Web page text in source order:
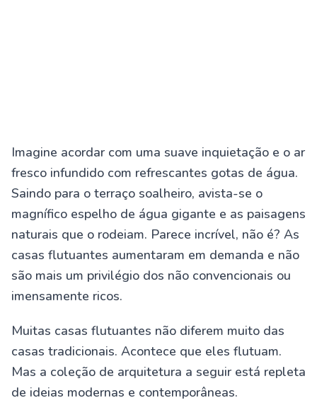
Imagine acordar com uma suave inquietação e o ar
fresco infundido com refrescantes gotas de água.
Saindo para o terraço soalheiro, avista-se o
magnífico espelho de água gigante e as paisagens
naturais que o rodeiam. Parece incrível, não é? As
casas flutuantes aumentaram em demanda e não
são mais um privilégio dos não convencionais ou
imensamente ricos.
Muitas casas flutuantes não diferem muito das
casas tradicionais. Acontece que eles flutuam.
Mas a coleção de arquitetura a seguir está repleta
de ideias modernas e contemporâneas.